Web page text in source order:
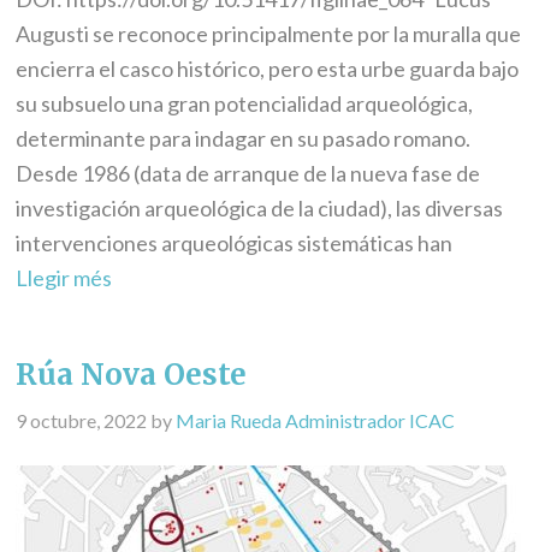
Augusti se reconoce principalmente por la muralla que
encierra el casco histórico, pero esta urbe guarda bajo
su subsuelo una gran potencialidad arqueológica,
determinante para indagar en su pasado romano.
Desde 1986 (data de arranque de la nueva fase de
investigación arqueológica de la ciudad), las diversas
intervenciones arqueológicas sistemáticas han
Llegir més
Rúa Nova Oeste
9 octubre, 2022 by Maria Rueda Administrador ICAC